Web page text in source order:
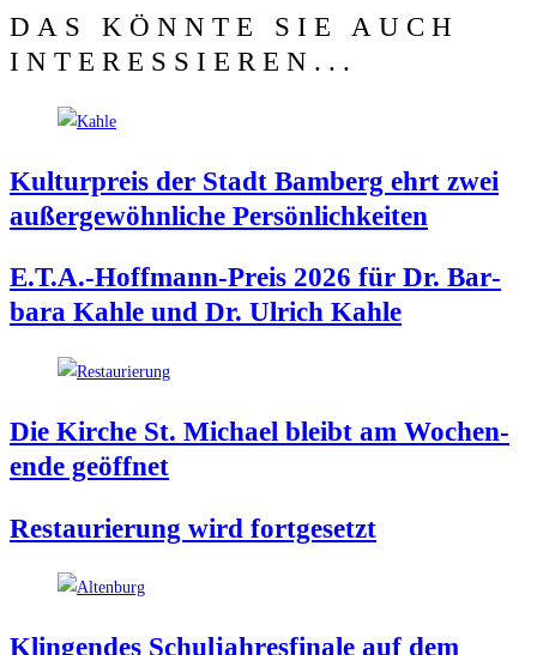
DAS KÖNNTE SIE AUCH
INTERESSIEREN...
Kul­tur­preis der Stadt Bam­berg ehrt zwei
außer­ge­wöhn­li­che Persönlichkeiten
E.T.A.-Hoffmann-Preis 2026 für Dr. Bar­
ba­ra Kah­le und Dr. Ulrich Kahle
Die Kir­che St. Micha­el bleibt am Wochen­
en­de geöffnet
Restau­rie­rung wird fortgesetzt
Klin­gen­des Schul­jah­res­fi­na­le auf dem